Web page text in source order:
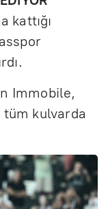
kattığı
Immobile,
tüm kulvarda